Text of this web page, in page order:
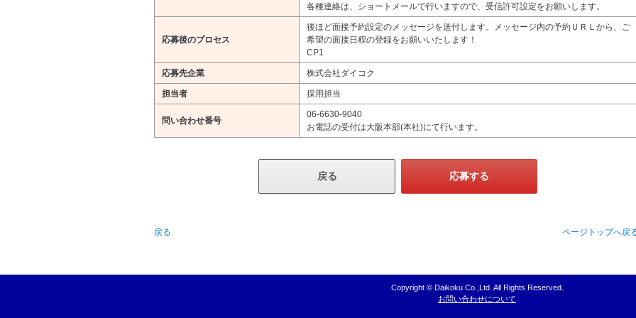
各種連絡は、ショートメールで行いますので、受信許可設定をお願いします。
応募後のプロセス
後ほど面接予約設定のメッセージを送付します。メッセージ内の予約ＵＲＬから、ご
希望の面接日程の登録をお願いいたします！
CP1
応募先企業 株式会社ダイコク
担当者 採用担当
問い合わせ番号
06-6630-9040
お電話の受付は大阪本部(本社)にて行います。
戻る 応募する
戻る ページトップへ戻
Copyright © Daikoku Co.,Ltd. All Rights Reserved.
お問い合わせについて